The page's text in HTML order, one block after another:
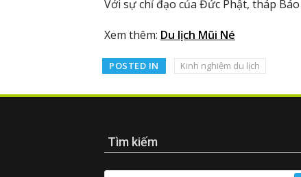
Với sự chỉ đạo của Đức Phật, tháp
Xem thêm: Du lịch Mũi Né
POSTED IN Kinh nghiệm du lịch
Tìm kiếm